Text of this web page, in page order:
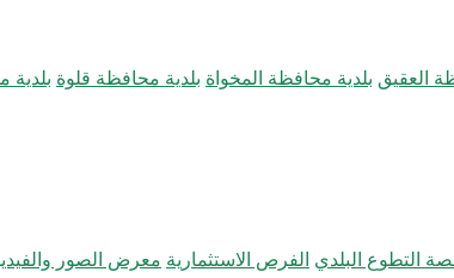
بلدية محافظة قلوة بلدية محافظة المخواة العقيق
معرض الصور الفرص الاستثمارية التطوع البلدي